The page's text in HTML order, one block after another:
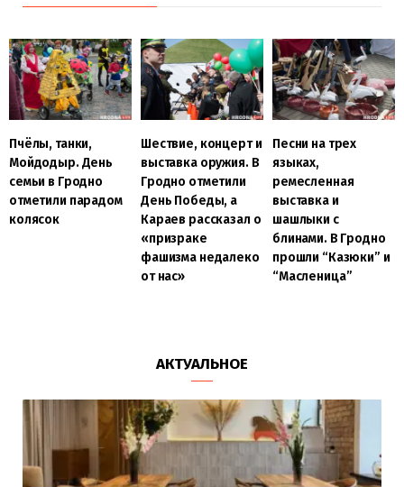
Пчёлы, танки,
Мойдодыр. День
семьи в Гродно
отметили парадом
колясок
Шествие, концерт и
выставка оружия. В
Гродно отметили
День Победы, а
Караев рассказал о
«призраке
фашизма недалеко
от нас»
Песни на трех
языках,
ремесленная
выставка и
шашлыки с
блинами. В Гродно
прошли “Казюки” и
“Масленица”
АКТУАЛЬНОЕ